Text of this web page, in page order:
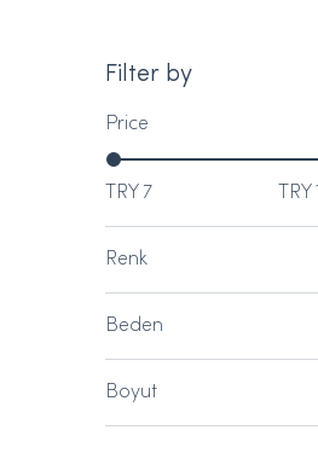
Filter by
Price
TRY 7
Renk
Beden
Large
Boyut